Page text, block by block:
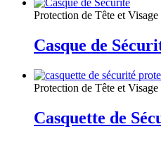
Protection de Tête et Visage
Casque de
Protection de Tête et Visage
Casquette de